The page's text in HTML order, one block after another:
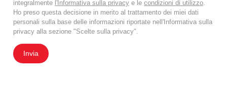
integralmente l'Informativa sulla privacy e le condizioni di utilizzo
Ho preso questa decisione in merito al trattamento dei miei dati
personali sulla base delle informazioni riportate nell'Informativa sulla
privacy alla sezione "Scelte sulla privacy".
Invia